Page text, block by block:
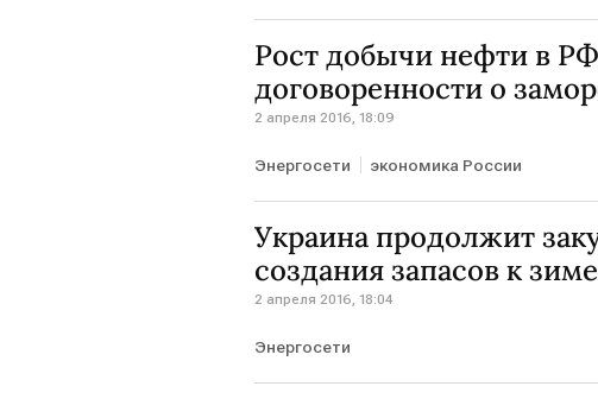
Рост добычи нефти в
договоренности о
2 апреля 2016, 18:09
Энергосети экономика России
Украина продолжит
создания запасов к
2 апреля 2016, 18:04
Энергосети